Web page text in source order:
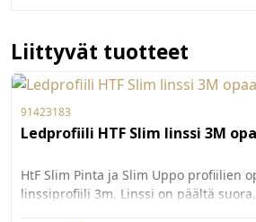
Liittyvät tuotteet
91423183
Ledprofiili HTF Slim linssi 3M
HtF Slim Pinta ja Slim Uppo profiilien
linssiprofiili 3m. Linssi on päältä suora.